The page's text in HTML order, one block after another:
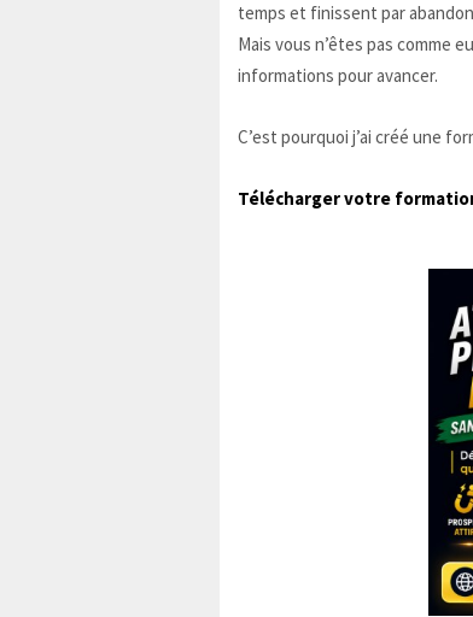
temps et finissent par
Mais vous n’êtes pas comme
informations pour avancer.
C’est pourquoi j’ai créé une
Télécharger votre